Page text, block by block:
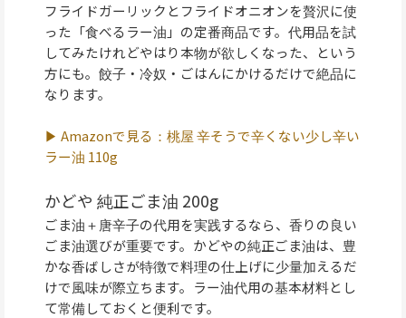
フライドガーリックとフライドオニオンを贅沢に使
った「食べるラー油」の定番商品です。代用品を試
してみたけれどやはり本物が欲しくなった、という
方にも。餃子・冷奴・ごはんにかけるだけで絶品に
なります。
▶ Amazonで見る：桃屋 辛そうで辛くない少し辛い
ラー油 110g
かどや 純正ごま油 200g
ごま油＋唐辛子の代用を実践するなら、香りの良い
ごま油選びが重要です。かどやの純正ごま油は、豊
かな香ばしさが特徴で料理の仕上げに少量加えるだ
けで風味が際立ちます。ラー油代用の基本材料とし
て常備しておくと便利です。